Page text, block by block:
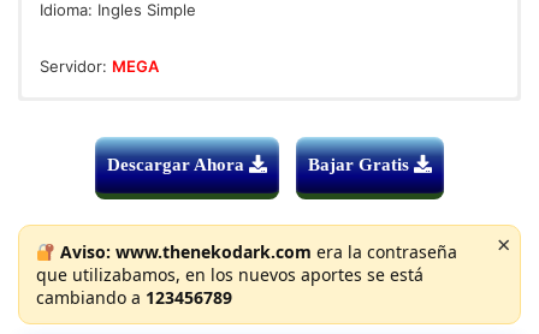
Idioma: Ingles Simple
Servidor: MEGA
Windows® 7, XP
128 MB MEMORIA RAM
Tarjeta de Video Integral
76 Megas Espacio Disco Duro
Procesador 2.3Ghz dual core
DESCARG
AR
| ENLACE VIP
Descargar Ahora Bajar Gratis
Aviso: www.thenekodark.com era la contraseña
que utilizabamos, en los nuevos aportes se está
cambiando a 123456789
×